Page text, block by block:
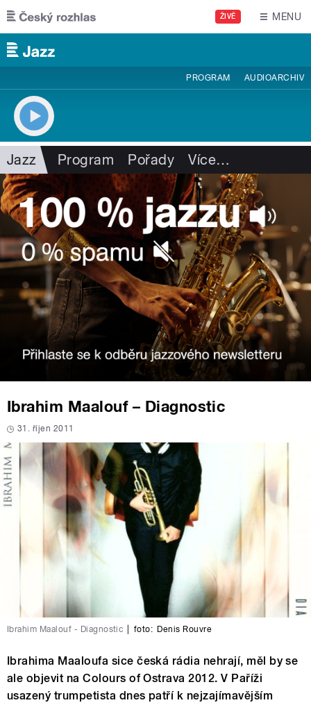
Přejít k hlavnímu obsahu
ŽIVĚ MENU
PROGRAM AUDIOARCHIV
Jazz Program Pořady Více…
Ibrahim Maalouf – Diagnostic
31. říjen 2011
Ibrahim Maalouf - Diagnostic foto: Denis Rouvre
Ibrahima Maaloufa sice česká rádia nehrají, měl by se
ale objevit na Colours of Ostrava 2012. V Paříži
usazený trumpetista dnes patří k nejzajímavějším